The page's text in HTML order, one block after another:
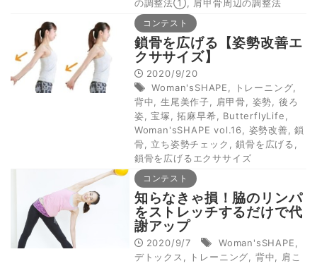
の調整法① 肩甲骨周辺の調整法
コンテスト
鎖骨を広げる【姿勢改善エ
クササイズ】
2020/9/20
Woman'sSHAPE
トレーニング
背中
生尾美作子 肩甲骨 姿勢
後ろ
姿 ,宝塚 ,拓麻早希 ButterflyLife
Woman'sSHAPE vol.16
姿勢改善 ,鎖
骨
立ち姿勢チェック ,鎖骨を広げる
鎖骨を広げるエクササイズ
コンテスト
知らなきゃ損！脇のリンパ
をストレッチするだけで代
謝アップ
2020/9/7 Woman'sSHAPE
デトックス
トレーニング 背中
肩こ